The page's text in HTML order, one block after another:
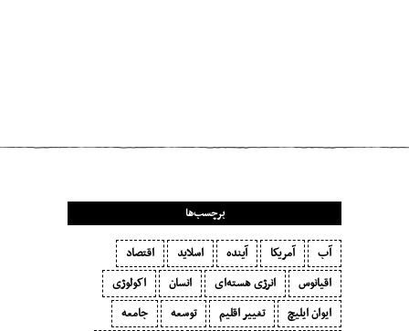
برچسب‌ها
آب آمریکا آینده اسلاید
اقتصاد
اقیانوس
انرژی هسته‌ای انسان
اکولوژی
ایوان ایلیچ
تغییر اقلیم توسعه
جامعه